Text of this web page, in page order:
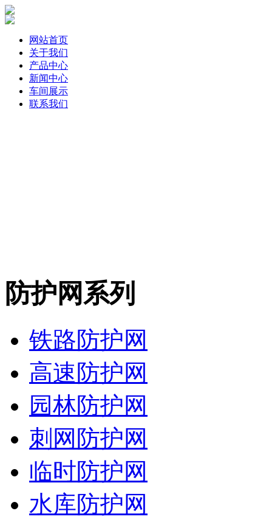
网站首页
关于我们
产品中心
新闻中心
车间展示
联系我们
防护网系列
铁路防护网
高速防护网
园林防护网
刺网防护网
临时防护网
水库防护网